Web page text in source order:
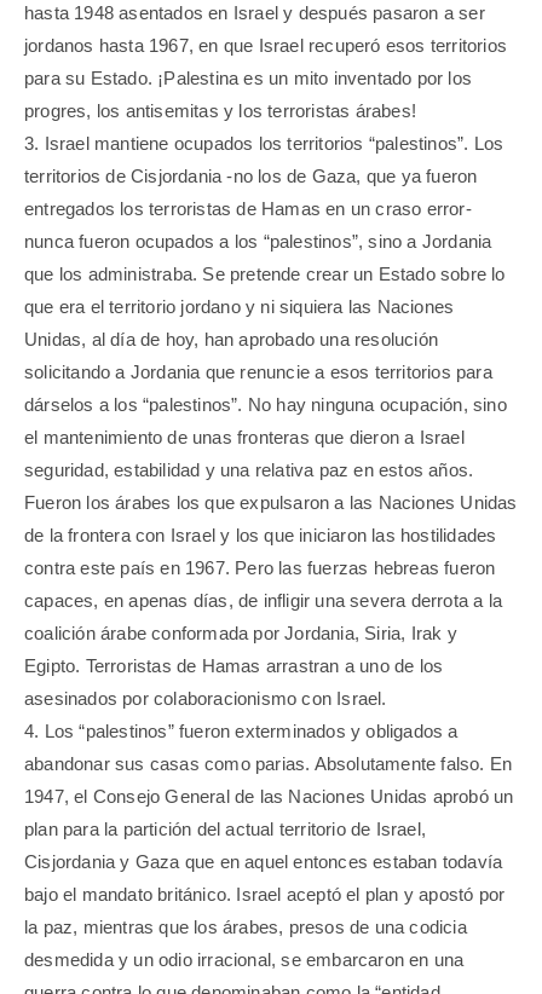
hasta 1948 asentados en Israel y después pasaron a ser
jordanos hasta 1967, en que Israel recuperó esos territorios
para su Estado. ¡Palestina es un mito inventado por los
progres, los antisemitas y los terroristas árabes!
3. Israel mantiene ocupados los territorios “palestinos”. Los
territorios de Cisjordania -no los de Gaza, que ya fueron
entregados los terroristas de Hamas en un craso error-
nunca fueron ocupados a los “palestinos”, sino a Jordania
que los administraba. Se pretende crear un Estado sobre lo
que era el territorio jordano y ni siquiera las Naciones
Unidas, al día de hoy, han aprobado una resolución
solicitando a Jordania que renuncie a esos territorios para
dárselos a los “palestinos”. No hay ninguna ocupación, sino
el mantenimiento de unas fronteras que dieron a Israel
seguridad, estabilidad y una relativa paz en estos años.
Fueron los árabes los que expulsaron a las Naciones Unidas
de la frontera con Israel y los que iniciaron las hostilidades
contra este país en 1967. Pero las fuerzas hebreas fueron
capaces, en apenas días, de infligir una severa derrota a la
coalición árabe conformada por Jordania, Siria, Irak y
Egipto. Terroristas de Hamas arrastran a uno de los
asesinados por colaboracionismo con Israel.
4. Los “palestinos” fueron exterminados y obligados a
abandonar sus casas como parias. Absolutamente falso. En
1947, el Consejo General de las Naciones Unidas aprobó un
plan para la partición del actual territorio de Israel,
Cisjordania y Gaza que en aquel entonces estaban todavía
bajo el mandato británico. Israel aceptó el plan y apostó por
la paz, mientras que los árabes, presos de una codicia
desmedida y un odio irracional, se embarcaron en una